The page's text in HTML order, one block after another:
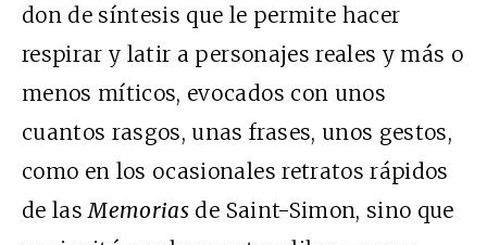
don de síntesis que le permite hacer
respirar y latir a personajes reales y más o
menos míticos, evocados con unos
cuantos rasgos, unas frases, unos gestos,
como en los ocasionales retratos rápidos
de lasMemorias de Saint-Simon, sino que